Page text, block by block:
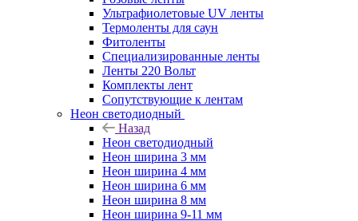
Ультрафиолетовые UV ленты
Термоленты для саун
Фитоленты
Специализированные ленты
Ленты 220 Вольт
Комплекты лент
Сопутствующие к лентам
Неон светодиодный
Назад
Неон светодиодный
Неон ширина 3 мм
Неон ширина 4 мм
Неон ширина 6 мм
Неон ширина 8 мм
Неон ширина 9-11 мм